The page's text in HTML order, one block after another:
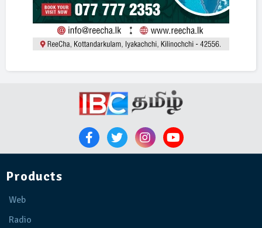
Products
Web
Radio